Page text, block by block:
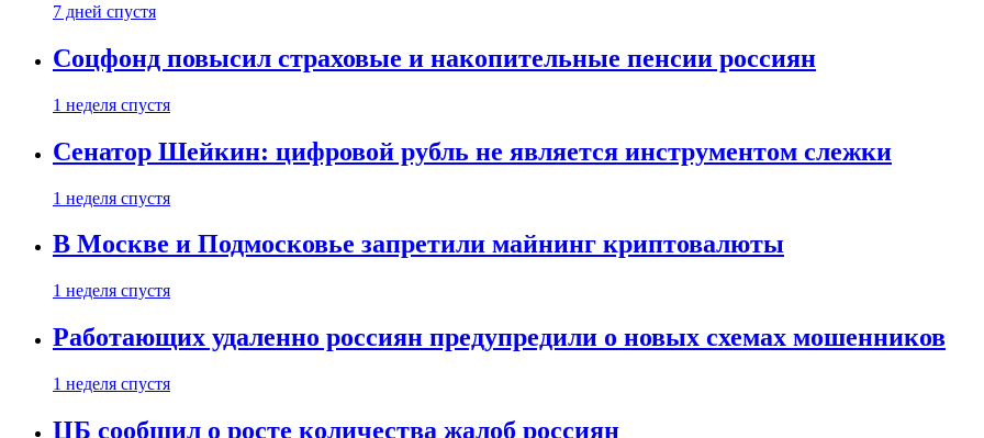
7 дней спустя
Соцфонд повысил страховые и накопительные пенсии россиян
1 неделя спустя
Сенатор Шейкин: цифровой рубль не является инструментом слежки
1 неделя спустя
В Москве и Подмосковье запретили майнинг криптовалюты
1 неделя спустя
Работающих удаленно россиян предупредили о новых схемах мошенников
1 неделя спустя
ЦБ сообщил о росте количества жалоб россиян